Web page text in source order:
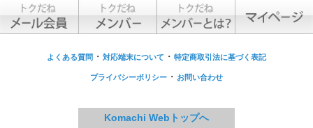
よくある質問 ・ 対応端末について ・ 特定商取引法に基づく表記
プライバシーポリシー ・ お問い合わせ
Komachi Webトップへ